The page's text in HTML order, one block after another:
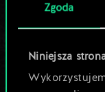
Zgoda
Niniejsza